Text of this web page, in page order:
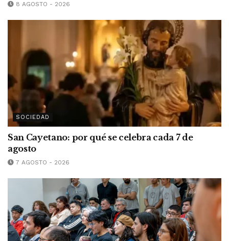
8 AGOSTO - 2026
SOCIEDAD
San Cayetano: por qué se celebra cada 7 de
agosto
7 AGOSTO - 2026